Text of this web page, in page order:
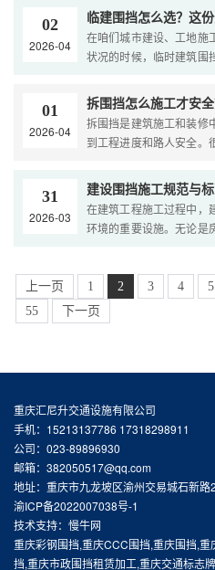
的问题，保证工地周围既
来，甚至整片倒掉，这可
点的板子，外面金属层的
种盐分大的环境里，可能
缩短使用寿命。还有个常
说，这会导致特别耗能，
02
2026-04
在咱们城市建设、工地施
状况的时候，临时建筑围
家安全的关键家伙事儿
门，规格也多种多样，很
里总是一团问号：怎么才
贵的呢？怎么才能避免装
一捋临建围挡的那些核
来，再到日常怎么维护，
高效又省心地搞定项目。
01
2026-04
拆围挡怎么施工才安
拆围挡是建筑施工和装修
到工程进度和路人安全。
格的规范要求，什么顺
究。今天就把拆围挡的完
完就知道怎么做了。 ...
31
2026-03
建设围挡施工规范与
在建筑工程施工过程中，
环境的重要设施。无论是
择以及安装注意事项，
定。 ...
上一页 1 2 3 4 5
55
下一页
重庆汇尼升交通设施有限公司
手机：15213137786 17318298911
公司：023-89896930
邮箱：382050517@qq.com
地址：重庆市九龙坡区渝州交易城石新路
渝ICP备2022007038号-1
技术支持：慢牛网
重庆彩钢围挡,重庆CCC围挡,重庆围挡,重
挡,重庆市政围挡租赁加工,重庆交通标志